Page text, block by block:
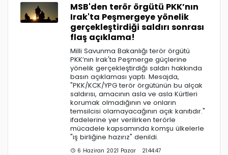
MSB'den terör örgütü PKK’nın
Irak'ta Peşmergeye yönelik
gerçekleştirdiği saldırı sonrası
flaş açıklama!
Milli Savunma Bakanlığı terör örgütü
PKK’nın Irak'ta Peşmerge güçlerine
yönelik gerçekleştirdiği saldırı hakkında
basın açıklaması yaptı. Mesajda,
"PKK/KCK/YPG terör örgütünün bu alçak
saldırısı, amacının asla ve asla Kürtleri
korumak olmadığının ve onların
temsilcisi olamayacağının açık kanıtıdır."
ifadelerine yer verilirken terörle
mücadele kapsamında komşu ülkelerle
"iş birliğine hazırız" denildi.
6 Haziran 2021 Pazar 21:44:47